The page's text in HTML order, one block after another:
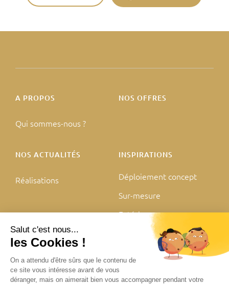
A PROPOS
Qui sommes-nous ?
NOS OFFRES
NOS ACTUALITÉS
Réalisations
INSPIRATIONS
Déploiement concept
Sur-mesure
Extérieur